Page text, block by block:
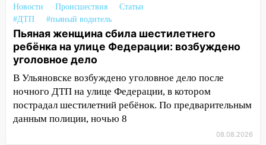
мужчину, пропавшего ещё 19 июля
10:30
От мотофристайла до прогулки с
хаски: куда сходить в Ульяновской
области 8–9 августа
10:11 Директора ульяновской
«Нефтяной топливной компании» будут
судить за неуплату 48,4 млн рублей
налогов
Новости Происшествия
Статьи
#ДТП
#пьяный водитель
Пьяная женщина сбила шестилетнего
ребёнка на улице Федерации: возбуждено
уголовное дело
В Ульяновске возбуждено уголовное дело после
ночного ДТП на улице Федерации, в котором
пострадал шестилетний ребёнок. По предварительным
данным полиции, ночью 8
08.08.2026